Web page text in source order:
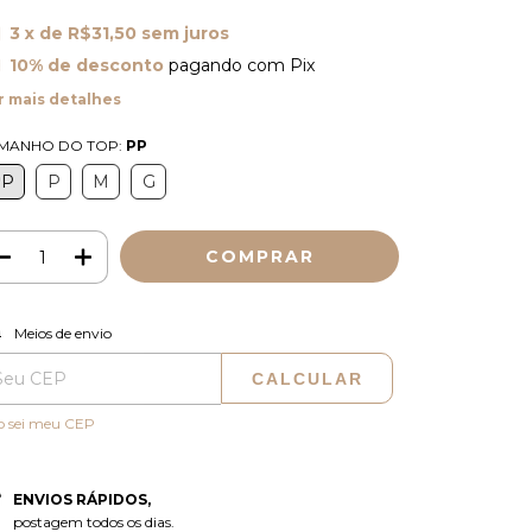
3 x de R$31,50 sem juros
10% de desconto pagando com Pix
mais detalhes
DO TOP: PP
P M G
para o CEP:
Meios de envio
CALCULAR
sei meu CEP
ENVIOS RÁPIDOS,
postagem todos os dias.